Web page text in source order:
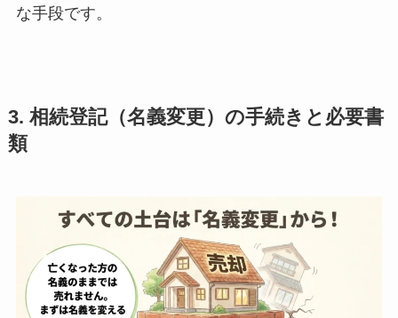
な手段です。
3. 相続登記（名義変更）の手続きと必要書
類